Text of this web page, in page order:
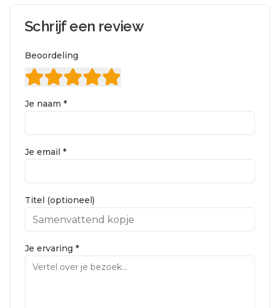
Schrijf een review
Beoordeling
Je naam *
Je email *
Titel (optioneel)
Je ervaring *